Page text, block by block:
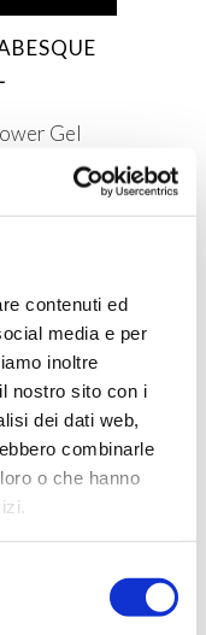
contenuti ed
media e per
inoltre
nostro sito con i
dei dati web,
combinarle
o che hanno